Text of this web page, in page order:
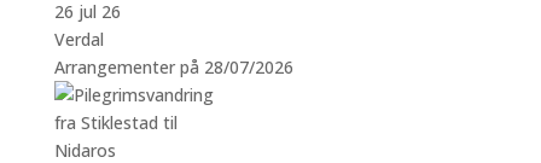
26 jul 26
Verdal
Arrangementer på 28/07/2026